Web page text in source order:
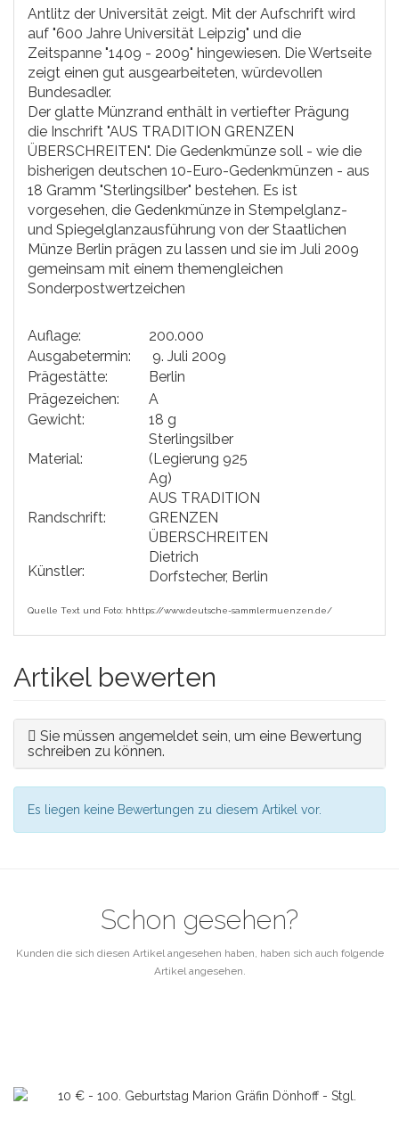
Antlitz der Universität zeigt. Mit der Aufschrift wird
auf "600 Jahre Universität Leipzig" und die
Zeitspanne "1409 - 2009" hingewiesen. Die Wertseite
zeigt einen gut ausgearbeiteten, würdevollen
Bundesadler.
Der glatte Münzrand enthält in vertiefter Prägung
die Inschrift "AUS TRADITION GRENZEN
ÜBERSCHREITEN". Die Gedenkmünze soll - wie die
bisherigen deutschen 10-Euro-Gedenkmünzen - aus
18 Gramm "Sterlingsilber" bestehen. Es ist
vorgesehen, die Gedenkmünze in Stempelglanz-
und Spiegelglanzausführung von der Staatlichen
Münze Berlin prägen zu lassen und sie im Juli 2009
gemeinsam mit einem themengleichen
Sonderpostwertzeichen
Auflage:
200.000
Ausgabetermin:
9. Juli 2009
Prägestätte:
Berlin
Prägezeichen:
A
Gewicht:
18 g
Material:
Sterlingsilber
(Legierung 925
Ag)
Randschrift:
AUS TRADITION
GRENZEN
ÜBERSCHREITEN
Künstler:
Dietrich
Dorfstecher, Berlin
Quelle Text und Foto: hhttps://www.deutsche-sammlermuenzen.de/
Artikel bewerten
Sie müssen angemeldet sein, um eine Bewertung
schreiben zu können.
Es liegen keine Bewertungen zu diesem Artikel vor.
Schon gesehen?
Kunden die sich diesen Artikel angesehen haben, haben sich auch folgende
Artikel angesehen.